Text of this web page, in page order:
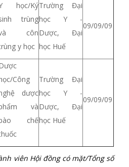
học/Ký
trùng
côn
y học
Trường Đại
học Y -
Dược, Đại
học Huế
09/09/09
Công
dược
và
chế
Trường Đại
học Y -
Dược, Đại
học Huế
09/09/09
viên Hội đồng có mặt/Tổng số